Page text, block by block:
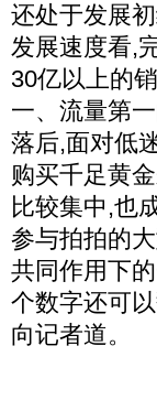
还处于发展
发展速度看,
30亿以上的
一、流量第
落后,面对低
购买千足黄
比较集中,也
参与拍拍的
共同作用下
个数字还可
向记者道。